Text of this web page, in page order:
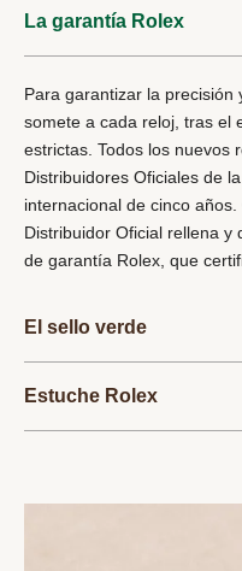
La garantía Rolex
Para garantizar la precisión
somete a cada reloj, tras el
estrictas. Todos los nuevos
Distribuidores Oficiales de
internacional de cinco
Distribuidor Oficial rellena y
de garantía Rolex, que
El sello verde
Estuche Rolex